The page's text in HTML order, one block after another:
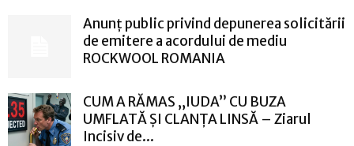
Anunț public privind depunerea solicitării
de emitere a acordului de mediu
ROCKWOOL ROMANIA
CUM A RĂMAS „IUDA” CU BUZA
UMFLATĂ ȘI CLANȚA LINSĂ – Ziarul
Incisiv de...